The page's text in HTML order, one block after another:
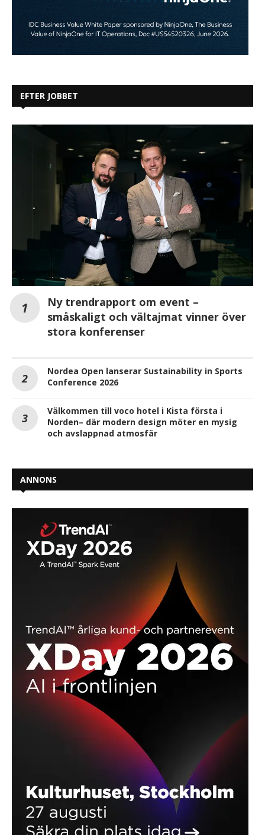
EFTER JOBBET
Ny trendrapport om event –
småskaligt och vältajmat vinner över
stora konferenser
Nordea Open lanserar Sustainability in Sports
Conference 2026
Välkommen till voco hotel i Kista första i
Norden– där modern design möter en mysig
och avslappnad atmosfär
ANNONS